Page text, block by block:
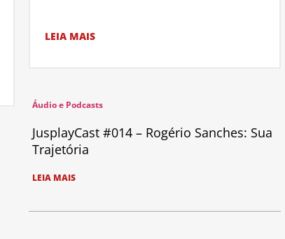
LEIA MAIS
Áudio e Podcasts
JusplayCast #014 – Rogério Sanches: Sua
Trajetória
LEIA MAIS